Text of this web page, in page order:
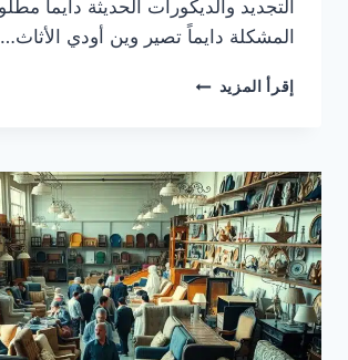
التجديد والديكورات الحديثة دايماً
المشكلة دايماً تصير وين أودي الأثاث…
إقرأ المزيد نشتري
بالكويت